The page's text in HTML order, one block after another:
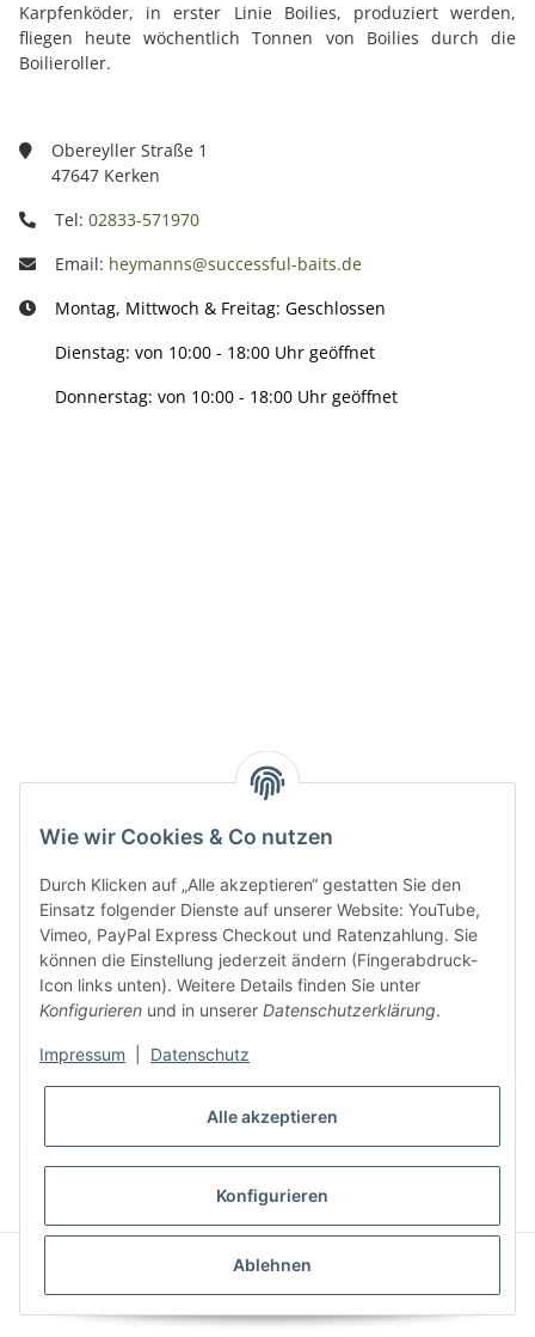
Wie wir Cookies & Co nutzen
Durch Klicken auf „Alle akzeptieren“ gestatten Sie den
Einsatz folgender Dienste auf unserer Website: YouTube,
Vimeo, PayPal Express Checkout und Ratenzahlung. Sie
können die Einstellung jederzeit ändern (Fingerabdruck-
Icon links unten). Weitere Details finden Sie unter
Konfigurieren und in unserer Datenschutzerklärung.
Impressum Datenschutz
Alle akzeptieren
Konfigurieren
Ablehnen
Karpfenköder, in erster Linie Boilies, produziert werden,
fliegen heute wöchentlich Tonnen von Boilies durch die
Boilieroller.
Obereyller Straße 1
47647 Kerken
Tel: 02833-571970
Email: heymanns@successful-baits.de
Montag, Mittwoch & Freitag: Geschlossen
Dienstag: von 10:00 - 18:00 Uhr geöffnet
Donnerstag: von 10:00 - 18:00 Uhr geöffnet
Gesetzliche Informationen
* Alle Preise inkl. gesetzlicher USt., zzgl.
VERTRAG WIDERRUFEN
CLEARIX JTL-Shop Template